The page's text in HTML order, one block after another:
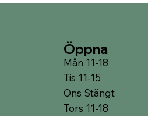
Mån 11-18
Tis 11-15
Ons Stängt
Tors 11-18
Öppna